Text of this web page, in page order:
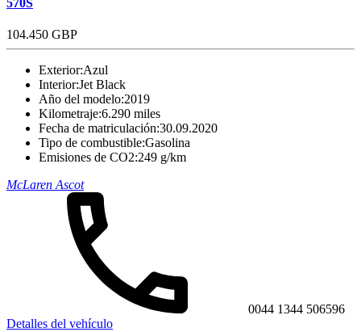
104.450 GBP
Exterior:Azul
Interior:Jet Black
Año del modelo:2019
Kilometraje:6.290 miles
Fecha de matriculación:30.09.2020
Tipo de combustible:Gasolina
Emisiones de CO2:249 g/km
McLaren Ascot
0044 1344 506596
Detalles del vehículo